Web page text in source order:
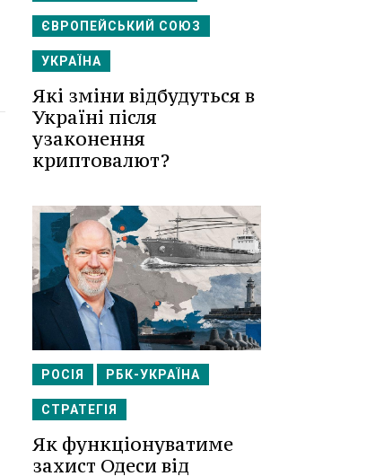
ЄВРОПЕЙСЬКИЙ СОЮЗ
УКРАЇНА
Які зміни відбудуться в
Україні після
узаконення
криптовалют?
РОСІЯ РБК-УКРАЇНА
СТРАТЕГІЯ
Як функціонуватиме
захист Одеси від